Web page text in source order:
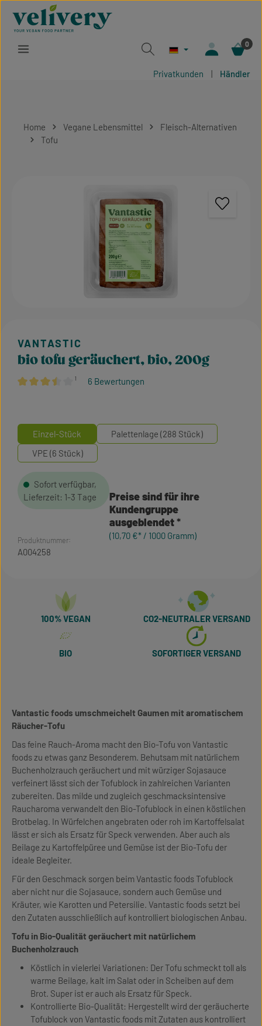
Zum Hauptinhalt springen
0
Privatkunden | Händler
Home Vegane Lebensmittel
Fleisch-Alternativen
Tofu
¹ 6 Bewertungen
bio tofu geräuchert, bio, 200g
Preise sind für ihre
Kundengruppe
ausgeblendet
(10,70 €* / 1000 Gramm)
Sofort verfügbar,
Lieferzeit: 1-3 Tage
Einzel-Stück
Palettenlage (288 Stück)
VPE (6 Stück)
Produktnummer:
A004258
100% VEGAN CO2-NEUTRALER VERSAND
BIO SOFORTIGER VERSAND
Vantastic foods umschmeichelt Gaumen mit aromatischem
Räucher-Tofu
Das feine Rauch-Aroma macht den Bio-Tofu von Vantastic
foods zu etwas ganz Besonderem. Behutsam mit natürlichem
Buchenholzrauch geräuchert und mit würziger Sojasauce
verfeinert lässt sich der Tofublock in zahlreichen Varianten
zubereiten. Das milde und zugleich geschmacksintensive
Raucharoma verwandelt den Bio-Tofublock in einen köstlichen
Brotbelag. In Würfelchen angebraten oder roh im Kartoffelsalat
lässt er sich als Ersatz für Speck verwenden. Aber auch als
Beilage zu Kartoffelpüree und Gemüse ist der Bio-Tofu der
ideale Begleiter.
Für den Geschmack sorgen beim Vantastic foods Tofublock
aber nicht nur die Sojasauce, sondern auch Gemüse und
Kräuter, wie Karotten und Petersilie. Vantastic foods setzt bei
den Zutaten ausschließlich auf kontrolliert biologischen Anbau.
Tofu in Bio-Qualität geräuchert mit natürlichem
Buchenholzrauch
Köstlich in vielerlei Variationen: Der Tofu schmeckt toll als
warme Beilage, kalt im Salat oder in Scheiben auf dem
Brot. Super ist er auch als Ersatz für Speck.
Kontrollierte Bio-Qualität: Hergestellt wird der geräucherte
Tofublock von Vantastic foods mit Zutaten aus kontrolliert